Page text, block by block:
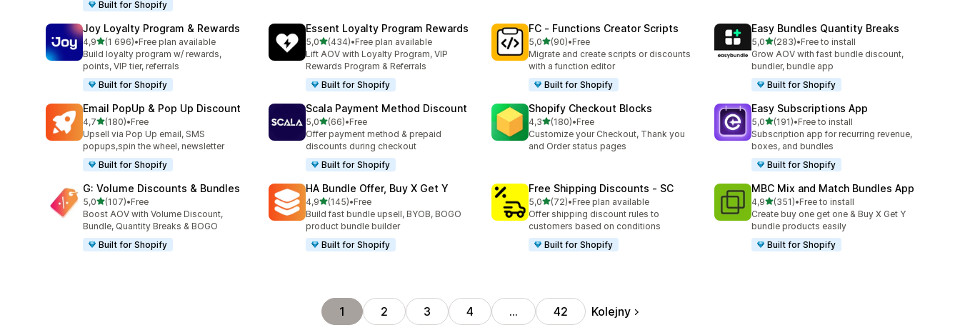
Built for Shopify
Joy Loyalty Program & Rewards
4,9na 5 gwiazdek
(1 696)
Łączna liczba recenzji: 1696
•Free plan available
Build loyalty program w/ rewards,
points, VIP tier, referrals
Built for Shopify
Essent Loyalty Program Rewards
5,0na 5 gwiazdek
(434)
Łączna liczba recenzji: 434
•Free plan available
Lift AOV with Loyalty Program, VIP
Rewards Program & Referrals
Built for Shopify
FC ‑ Functions Creator Scripts
5,0na 5 gwiazdek
(90)
Łączna liczba recenzji: 90
•Free
Migrate and create scripts or discounts
with a function editor
Built for Shopify
Easy Bundles Quantity Breaks
5,0na 5 gwiazdek
(283)
Łączna liczba recenzji: 283
•Free to install
Grow AOV with fast bundle discount,
bundler, bundle app
Built for Shopify
Email PopUp & Pop Up Discount
4,7na 5 gwiazdek
(180)
Łączna liczba recenzji: 180
•Free
Upsell via Pop Up email, SMS
popups,spin the wheel, newsletter
Built for Shopify
Scala Payment Method Discount
5,0na 5 gwiazdek
(66)
Łączna liczba recenzji: 66
•Free
Offer payment method & prepaid
discounts during checkout
Built for Shopify
Shopify Checkout Blocks
4,3na 5 gwiazdek
(180)
Łączna liczba recenzji: 180
•Free
Customize your Checkout, Thank you
and Order status pages
Easy Subscriptions App
5,0na 5 gwiazdek
(191)
Łączna liczba recenzji: 191
•Free to install
Subscription app for recurring revenue,
boxes, and bundles
Built for Shopify
G: Volume Discounts & Bundles
5,0na 5 gwiazdek
(107)
Łączna liczba recenzji: 107
•Free
Boost AOV with Volume Discount,
Bundle, Quantity Breaks & BOGO
Built for Shopify
HA Bundle Offer, Buy X Get Y
4,9na 5 gwiazdek
(145)
Łączna liczba recenzji: 145
•Free
Build fast bundle upsell, BYOB, BOGO
product bundle builder
Built for Shopify
Free Shipping Discounts ‑ SC
5,0na 5 gwiazdek
(72)
Łączna liczba recenzji: 72
•Free plan available
Offer shipping discount rules to
customers based on conditions
Built for Shopify
MBC Mix and Match Bundles App
4,9na 5 gwiazdek
(351)
Łączna liczba recenzji: 351
•Free to install
Create buy one get one & Buy X Get Y
bundle products easily
Built for Shopify
1 2 3 4 … 42 Kolejny